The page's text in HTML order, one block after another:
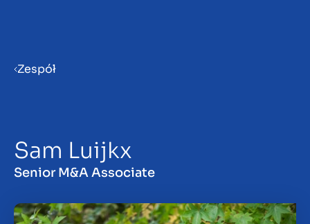
Sprzedaż firmy
Zakup firmy
Zespół
Sam Luijkx
Senior M&A Associate